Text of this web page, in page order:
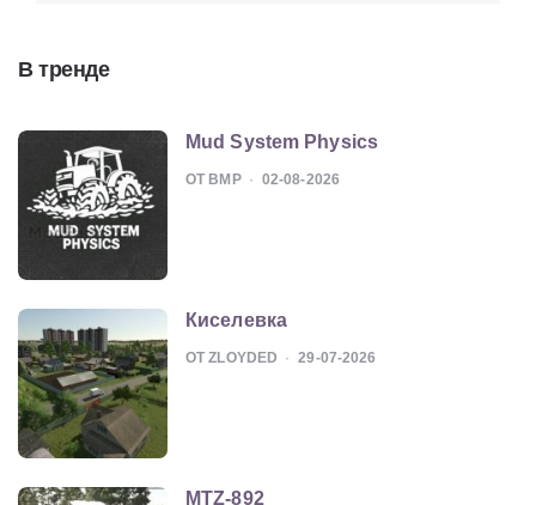
В тренде
Mud System Physics
ОТ BMP 02-08-2026
Киселевка
ОТ ZLOYDED 29-07-2026
MTZ-892